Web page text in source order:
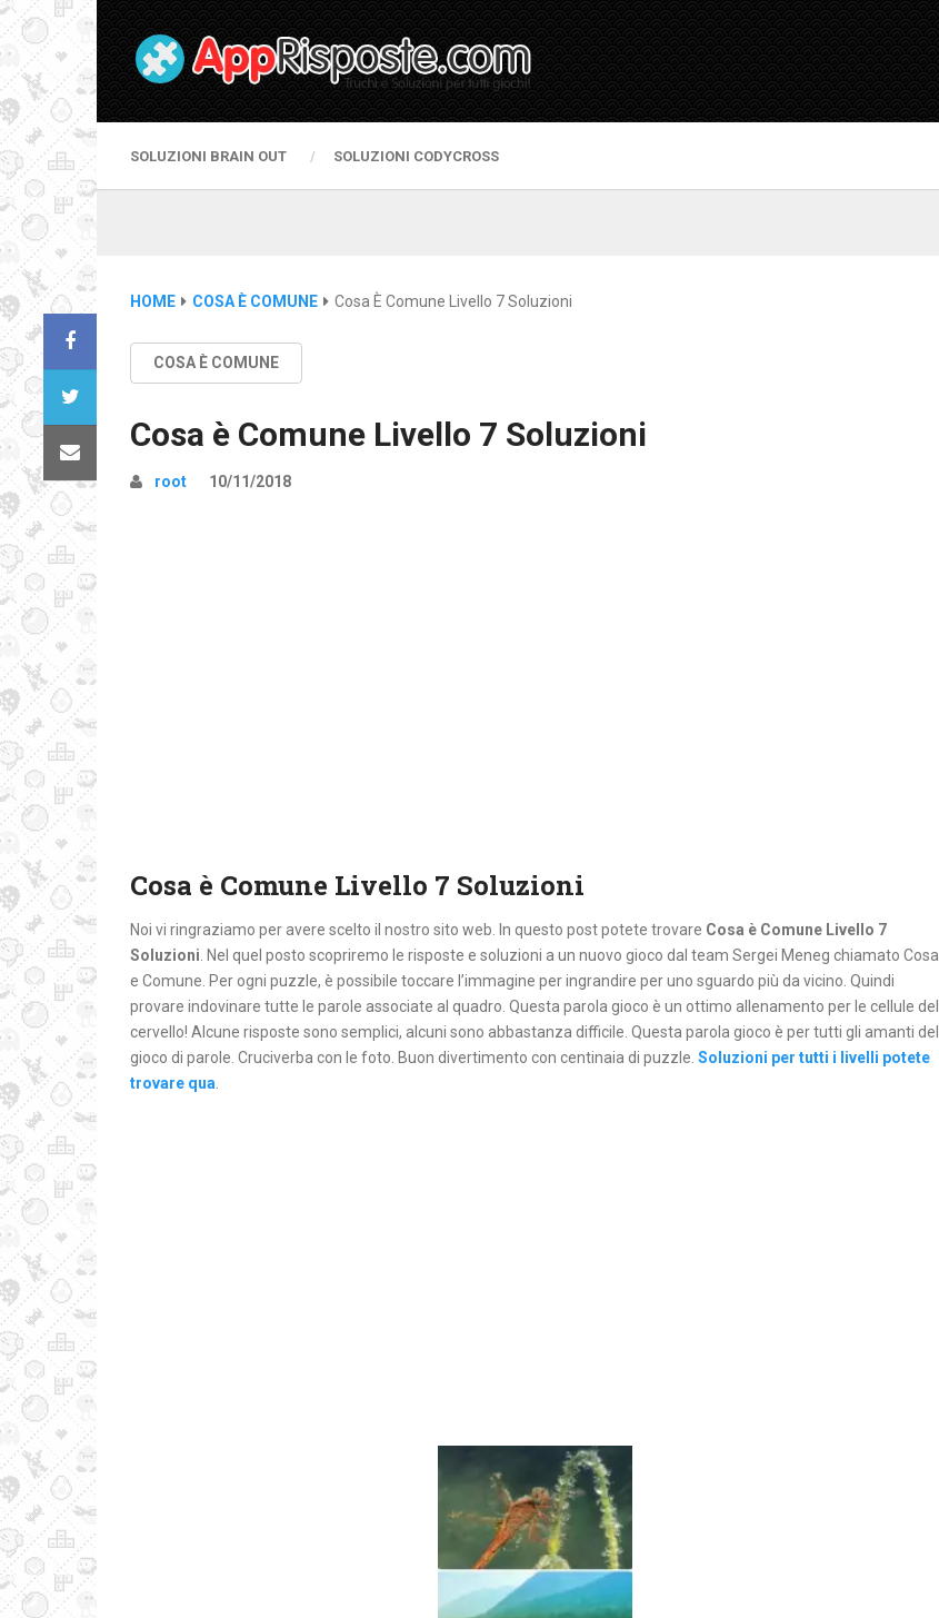
SOLUZIONI BRAIN OUT SOLUZIONI CODYCROSS
HOME COSA È COMUNE Cosa È Comune Livello 7 Soluzioni
COSA È COMUNE
Cosa è Comune Livello 7 Soluzioni
root 10/11/2018
Cosa è Comune Livello 7 Soluzioni
Noi vi ringraziamo per avere scelto il nostro sito web. In questo post potete trovare Cosa è Comune Livello 7
Soluzioni . Nel quel posto scopriremo le risposte e soluzioni a un nuovo gioco dal team Sergei Meneg chiamato Cosa
e Comune. Per ogni puzzle, è possibile toccare l’immagine per ingrandire per uno sguardo più da vicino. Quindi
provare indovinare tutte le parole associate al quadro. Questa parola gioco è un ottimo allenamento per le cellule del
cervello! Alcune risposte sono semplici, alcuni sono abbastanza difficile. Questa parola gioco è per tutti gli amanti del
gioco di parole. Cruciverba con le foto. Buon divertimento con centinaia di puzzle. Soluzioni per tutti i livelli potete
trovare qua